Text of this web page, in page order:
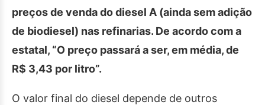
preços de venda do diesel A (ainda sem adição
de biodiesel) nas refinarias. De acordo com a
estatal, “O preço passará a ser, em média, de
R$ 3,43 por litro”.
O valor final do diesel depende de outros